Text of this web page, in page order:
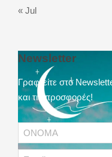
« Jul
Newsletter
Γραφτείτε στο
και τις προσφορές!